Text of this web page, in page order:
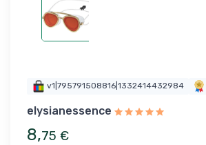
v1|795791508816|1332414432984
elysianessence
8,75 €